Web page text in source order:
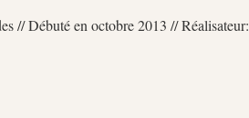
// Débuté en octobre 2013 // Réalisateur: